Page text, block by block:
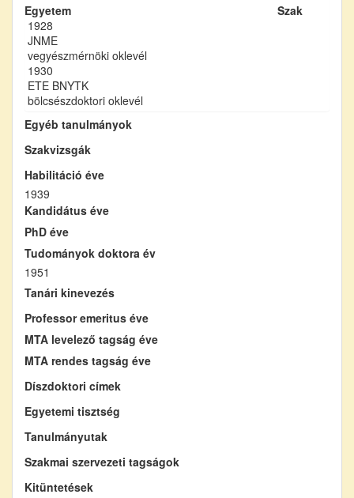
Egyetem
Szak
1928
JNME
vegyészmérnöki oklevél
1930
ETE BNYTK
bölcsészdoktori oklevél
Egyéb tanulmányok
Szakvizsgák
Habilitáció éve
1939
Kandidátus éve
PhD éve
Tudományok doktora év
1951
Tanári kinevezés
Professor emeritus éve
MTA levelező tagság éve
MTA rendes tagság éve
Díszdoktori címek
Egyetemi tisztség
Tanulmányutak
Szakmai szervezeti tagságok
Kitüntetések